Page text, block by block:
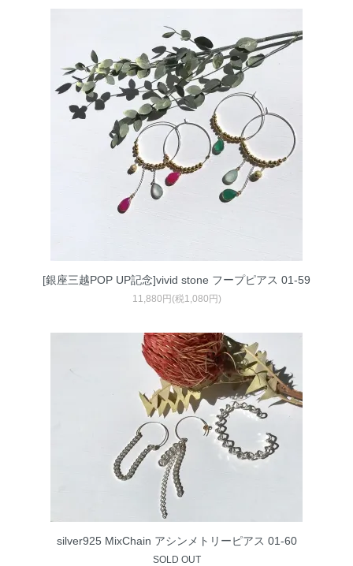
[銀座三越POP UP記念]vivid stone フープピアス 01-59
11,880円(税1,080円)
silver925 MixChain アシンメトリーピアス 01-60
SOLD OUT